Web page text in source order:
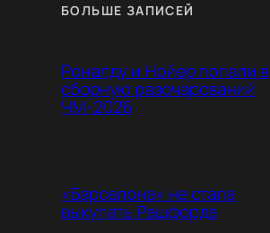
БОЛЬШЕ ЗАПИСЕЙ
Роналду и Нойер попали в
сборную разочарований
ЧМ-2026
«Барселона» не стала
выкупать Рашфорда